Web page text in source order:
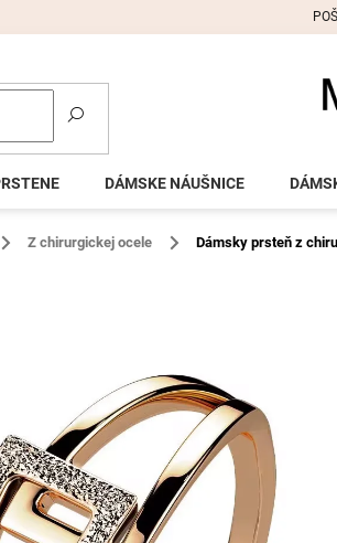
DÁMSKE NÁUŠNICE
Z chirurgickej ocele Dámsky prsteň z